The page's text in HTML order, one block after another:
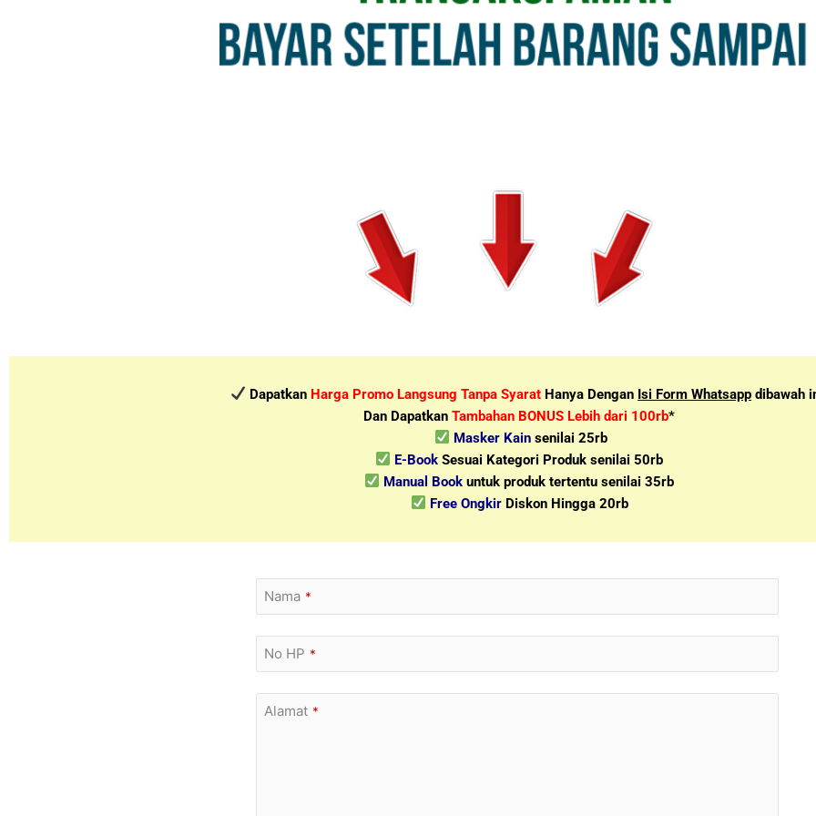
Dapatkan Harga Promo Langsung Tanpa Syarat Hanya Dengan Isi Form Whatsapp dibawah
Dan Dapatkan Tambahan BONUS Lebih dari 100rb*
Masker Kain senilai 25rb
E-Book Sesuai Kategori Produk senilai 50rb
Manual Book untuk produk tertentu senilai 35rb
Free OngkirDiskon Hingga 20rb
Nama *
No HP *
Alamat *